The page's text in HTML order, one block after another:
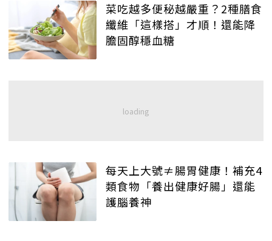
菜吃越多便秘越嚴重？2種膳食
纖維「這樣搭」才順！還能降
膽固醇穩血糖
每天上大號≠腸胃健康！補充4
類食物「養出健康好腸」還能
護腦養神